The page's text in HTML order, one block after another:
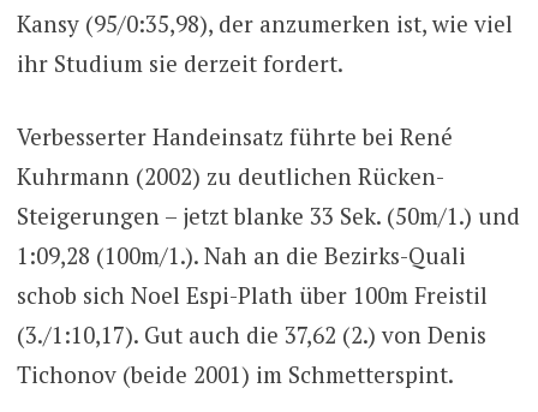
Kansy (95/0:35,98), der anzumerken ist, wie viel
ihr Studium sie derzeit fordert.
Verbesserter Handeinsatz führte bei René
Kuhrmann (2002) zu deutlichen Rücken-
Steigerungen – jetzt blanke 33 Sek. (50m/1.) und
1:09,28 (100m/1.). Nah an die Bezirks-Quali
schob sich Noel Espi-Plath über 100m Freistil
(3./1:10,17). Gut auch die 37,62 (2.) von Denis
Tichonov (beide 2001) im Schmetterspint.